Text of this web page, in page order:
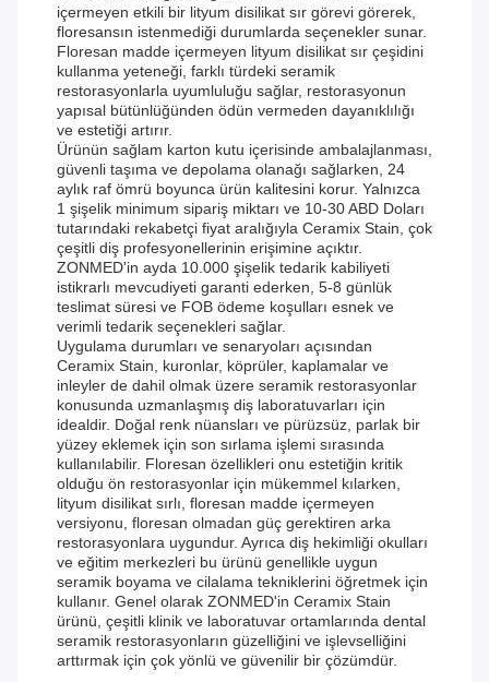
içermeyen etkili bir lityum disilikat sır görevi görerek,
floresansın istenmediği durumlarda seçenekler sunar.
Floresan madde içermeyen lityum disilikat sır çeşidini
kullanma yeteneği, farklı türdeki seramik
restorasyonlarla uyumluluğu sağlar, restorasyonun
yapısal bütünlüğünden ödün vermeden dayanıklılığı
ve estetiği artırır.
Ürünün sağlam karton kutu içerisinde ambalajlanması,
güvenli taşıma ve depolama olanağı sağlarken, 24
aylık raf ömrü boyunca ürün kalitesini korur. Yalnızca
1 şişelik minimum sipariş miktarı ve 10-30 ABD Doları
tutarındaki rekabetçi fiyat aralığıyla Ceramix Stain, çok
çeşitli diş profesyonellerinin erişimine açıktır.
ZONMED'in ayda 10.000 şişelik tedarik kabiliyeti
istikrarlı mevcudiyeti garanti ederken, 5-8 günlük
teslimat süresi ve FOB ödeme koşulları esnek ve
verimli tedarik seçenekleri sağlar.
Uygulama durumları ve senaryoları açısından
Ceramix Stain, kuronlar, köprüler, kaplamalar ve
inleyler de dahil olmak üzere seramik restorasyonlar
konusunda uzmanlaşmış diş laboratuvarları için
idealdir. Doğal renk nüansları ve pürüzsüz, parlak bir
yüzey eklemek için son sırlama işlemi sırasında
kullanılabilir. Floresan özellikleri onu estetiğin kritik
olduğu ön restorasyonlar için mükemmel kılarken,
lityum disilikat sırlı, floresan madde içermeyen
versiyonu, floresan olmadan güç gerektiren arka
restorasyonlara uygundur. Ayrıca diş hekimliği okulları
ve eğitim merkezleri bu ürünü genellikle uygun
seramik boyama ve cilalama tekniklerini öğretmek için
kullanır. Genel olarak ZONMED'in Ceramix Stain
ürünü, çeşitli klinik ve laboratuvar ortamlarında dental
seramik restorasyonların güzelliğini ve işlevselliğini
arttırmak için çok yönlü ve güvenilir bir çözümdür.